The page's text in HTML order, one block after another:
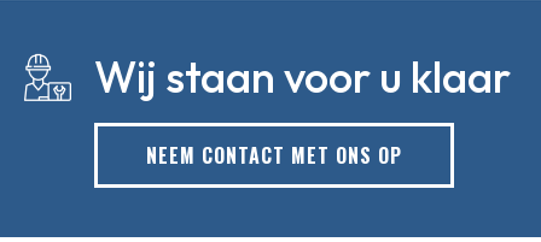
Wij staan voor u klaar
NEEM CONTACT MET ONS OP